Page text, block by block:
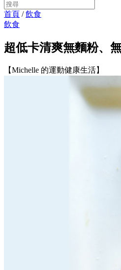
首頁 /飲食
飲食
超低卡清爽無麵粉、
【Michelle 的運動健康生活】